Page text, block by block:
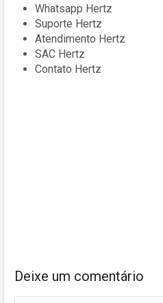
Whatsapp Hertz
Suporte Hertz
Atendimento Hertz
SAC Hertz
Contato Hertz
Deixe um comentário